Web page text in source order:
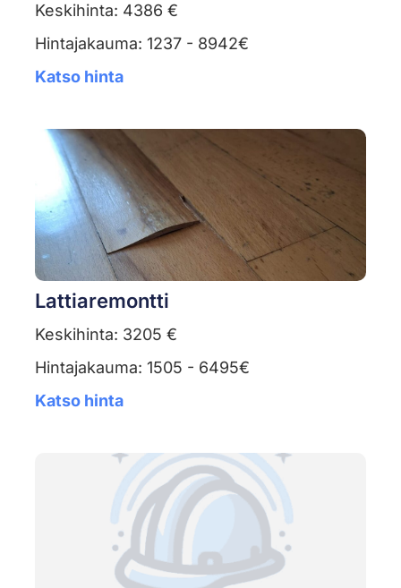
Keskihinta: 4386 €
Hintajakauma: 1237 - 8942€
Katso hinta
Lattiaremontti
Keskihinta: 3205 €
Hintajakauma: 1505 - 6495€
Katso hinta